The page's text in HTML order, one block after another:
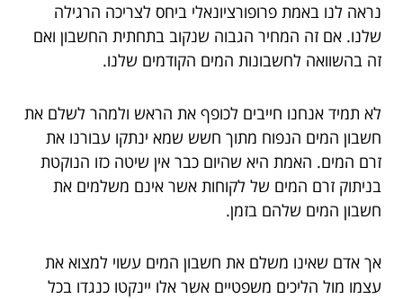
נראה לנו באמת פרופורציונאלי ביחס לצריכה הרגילה
שלנו. אם זה המחיר הגבוה שנקוב בתחתית החשבון ואם
זה בהשוואה לחשבונות המים הקודמים שלנו.
לא תמיד אנחנו חייבים לכופף את הראש ולמהר לשלם את
חשבון המים הנפוח מתוך חשש שמא ינתקו עבורנו את
זרם המים. האמת היא שהיום כבר אין שיטה כזו הנוקטת
בניתוק זרם המים של לקוחות אשר אינם משלמים את
חשבון המים שלהם בזמן.
אך אדם שאינו משלם את חשבון המים עשוי למצוא את
עצמו מול הליכים משפטיים אשר אלו יינקטו כנגדו בכל